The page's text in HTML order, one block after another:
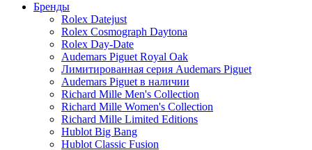
Бренды
Rolex Datejust
Rolex Cosmograph Daytona
Rolex Day-Date
Audemars Piguet Royal Oak
Лимитированная серия Audemars Piguet
Audemars Piguet в наличии
Richard Mille Men's Collection
Richard Mille Women's Collection
Richard Mille Limited Editions
Hublot Big Bang
Hublot Classic Fusion